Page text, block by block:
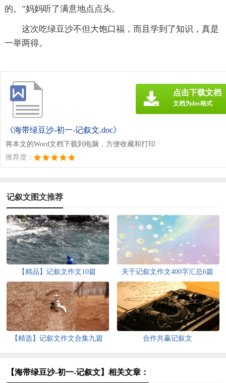
的。”妈妈听了满意地点点头。
这次吃绿豆沙不但大饱口福，而且学到了知识，真是
一举两得。
《海带绿豆沙-初一-记叙文.doc》
将本文的Word文档下载到电脑，方便收藏和打印
推荐度：
点击下载文档
文档为doc格式
记叙文图文推荐
【精品】记叙文作文10篇 关于记叙文作文400字汇总6篇
【精选】记叙文作文合集九篇 合作共赢记叙文
【海带绿豆沙-初一-记叙文】相关文章：